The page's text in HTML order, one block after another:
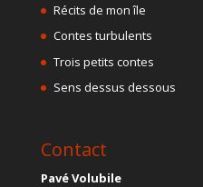
Récits de mon île
Contes turbulents
Trois petits contes
Sens dessus dessous
Contact
Pavé Volubile